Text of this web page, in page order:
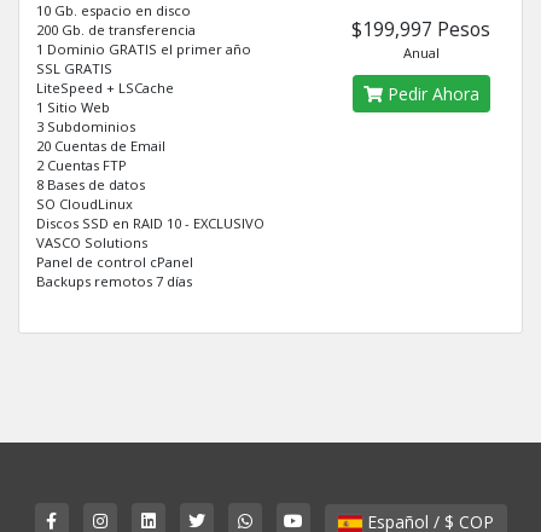
10 Gb. espacio en disco
200 Gb. de transferencia
1 Dominio GRATIS el primer año
SSL GRATIS
LiteSpeed + LSCache
1 Sitio Web
3 Subdominios
20 Cuentas de Email
2 Cuentas FTP
8 Bases de datos
SO CloudLinux
Discos SSD en RAID 10 - EXCLUSIVO
VASCO Solutions
Panel de control cPanel
Backups remotos 7 días
$199,997 Pesos
Anual
Pedir Ahora
Español / $ COP